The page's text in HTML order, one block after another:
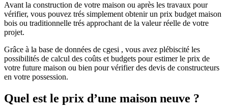
Avant la construction de votre maison ou après les travaux pour
vérifier, vous pouvez trés simplement obtenir un prix budget maison
bois ou traditionnelle trés approchant de la valeur réelle de votre
projet.
Grâce à la base de données de cgesi , vous avez plébiscité les
possibilités de calcul des coûts et budgets pour estimer le prix de
votre future maison ou bien pour vérifier des devis de constructeurs
en votre possession.
Quel est le prix d’une maison neuve ?